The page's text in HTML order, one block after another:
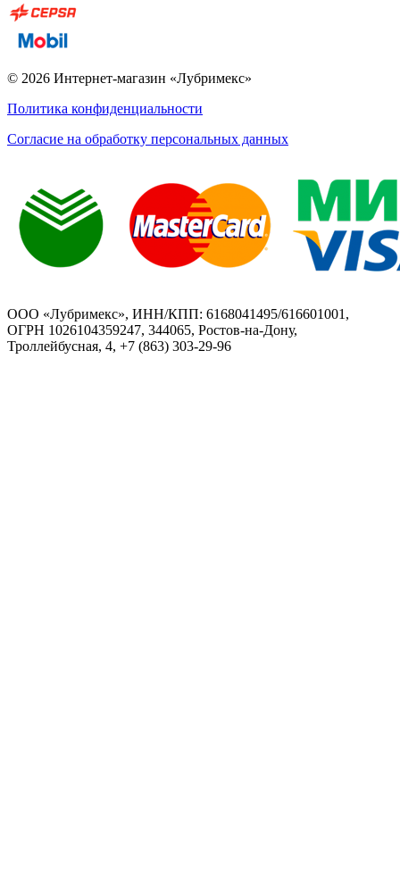
© 2026 Интернет-магазин «Лубримекс»
Политика конфиденциальности
Согласие на обработку персональных данных
ООО «Лубримекс», ИНН/КПП: 6168041495/616601001,
ОГРН 1026104359247, 344065, Ростов-на-Дону,
Троллейбусная, 4, +7 (863) 303-29-96